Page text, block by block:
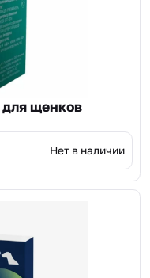
щенков
Нет в наличии